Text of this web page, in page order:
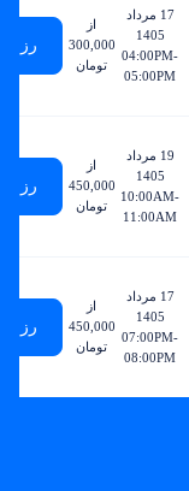
17 مرداد
1405
04:00PM-
05:00PM
از
300,000
تومان
رزرو
19 مرداد
1405
10:00AM-
11:00AM
از
450,000
تومان
رزرو
17 مرداد
1405
07:00PM-
08:00PM
از
450,000
تومان
رزرو